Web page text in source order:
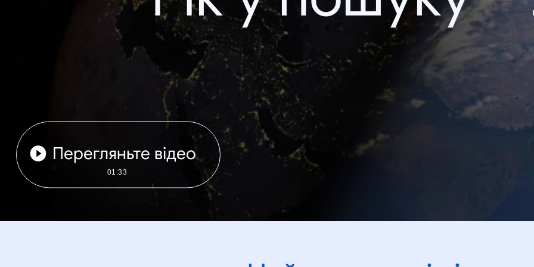
Перегляньте відео
01:33